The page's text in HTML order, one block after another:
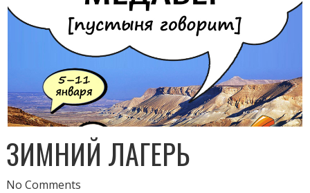
ЗИМНИЙ ЛАГЕРЬ
No Comments